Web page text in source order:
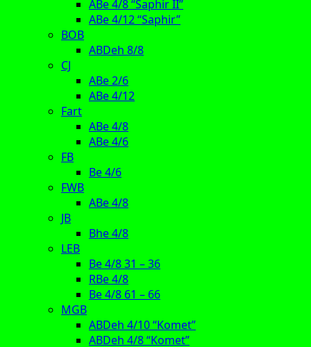
ABe 4/8 “Saphir II”
ABe 4/12 “Saphir”
BOB
ABDeh 8/8
CJ
ABe 2/6
ABe 4/12
Fart
ABe 4/8
ABe 4/6
FB
Be 4/6
FWB
ABe 4/8
JB
Bhe 4/8
LEB
Be 4/8 31 – 36
RBe 4/8
Be 4/8 61 – 66
MGB
ABDeh 4/10 “Komet”
ABDeh 4/8 “Komet”